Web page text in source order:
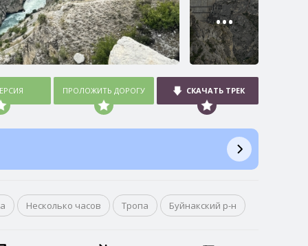
•••
ПРОЛОЖИТЬ ДОРОГУ СКАЧАТЬ ТРЕК
Несколько часов Тропа Буйнакский р-н